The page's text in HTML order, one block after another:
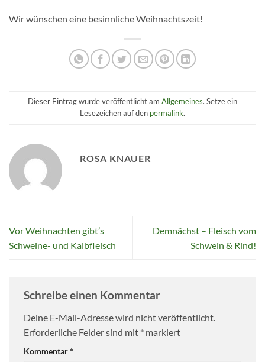
Wir wünschen eine besinnliche Weihnachtszeit!
Dieser Eintrag wurde veröffentlicht am Allgemeines. Setze ein
Lesezeichen auf den permalink.
ROSA KNAUER
Vor Weihnachten gibt’s
Schweine- und Kalbfleisch
Demnächst – Fleisch vom
Schwein & Rind!
Schreibe einen Kommentar
Deine E-Mail-Adresse wird nicht veröffentlicht.
Erforderliche Felder sind mit * markiert
Kommentar*